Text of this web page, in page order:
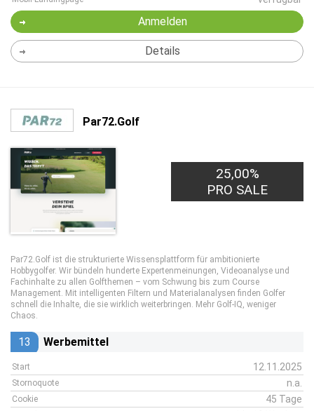
Anmelden
Details
Par72.Golf
25,00%
PRO SALE
Par72.Golf ist die strukturierte Wissensplattform für ambitionierte
Hobbygolfer. Wir bündeln hunderte Expertenmeinungen, Videoanalyse und
Fachinhalte zu allen Golfthemen – vom Schwung bis zum Course
Management. Mit intelligenten Filtern und Materialanalysen finden Golfer
schnell die Inhalte, die sie wirklich weiterbringen. Mehr Golf-IQ, weniger
Chaos.
13 Werbemittel
Start 12.11.2025
Stornoquote n.a.
Cookie 45 Tage